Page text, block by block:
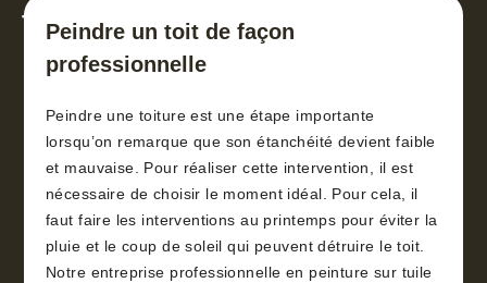
toiture 30
Peindre un toit de façon
professionnelle
Peindre une toiture est une étape importante
lorsqu’on remarque que son étanchéité devient faible
et mauvaise. Pour réaliser cette intervention, il est
nécessaire de choisir le moment idéal. Pour cela, il
faut faire les interventions au printemps pour éviter la
pluie et le coup de soleil qui peuvent détruire le toit.
Notre entreprise professionnelle en peinture sur tuile